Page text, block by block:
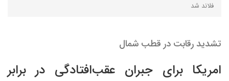
فلاند شد
تشدید رقابت در قطب شمال
امریکا برای جبران عقب‌افتادگی در برابر